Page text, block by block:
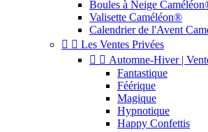
Boules à Neige
Valisette Caméléon®
Calendrier de l'Avent
  Les Ventes Privées
  Automne-Hiver |
Fantastique
Féérique
Magique
Hypnotique
Happy Confettis